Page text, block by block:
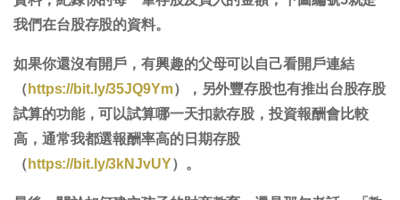
我們在台股存股的資料。
如果你還沒有開戶，有興趣的父母可以自己看開戶連結
（ https://bit.ly/35JQ9Ym），另外豐存股也有推出台股存股
試算的功能，可以試算哪一天扣款存股，投資報酬會比較
高，通常我都選報酬率高的日期存股
（ https://bit.ly/3kNJvUY）。